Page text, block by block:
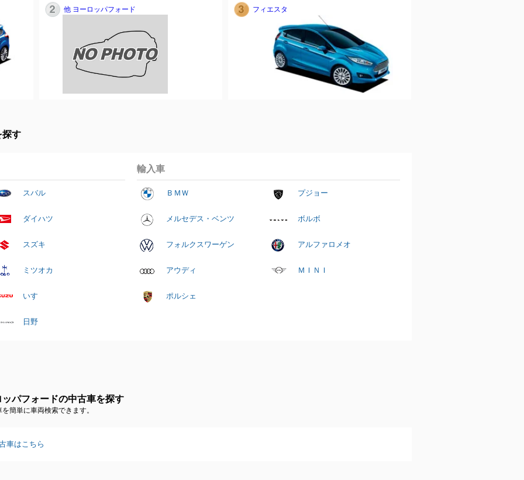
他 ヨーロッパフォード フィエスタ
探す
スバル
ダイハツ
スズキ
ミツオカ
いすゞ
日野
輸入車
ＢＭＷ プジョー
メルセデス・ベンツ ボルボ
フォルクスワーゲン アルファロメオ
アウディ ＭＩＮＩ
ポルシェ
パフォードの中古車を探す
簡単に車両検索できます。
車はこちら